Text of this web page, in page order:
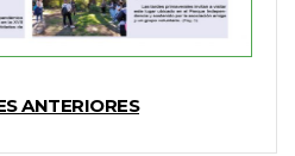
ANTERIORES